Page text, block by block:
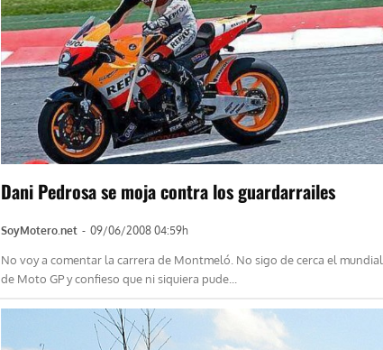
Dani Pedrosa se moja contra los guardarrailes
SoyMotero.net - 09/06/2008 04:59h
No voy a comentar la carrera de Montmeló. No sigo de cerca el mundial
de Moto GP y confieso que ni siquiera pude...